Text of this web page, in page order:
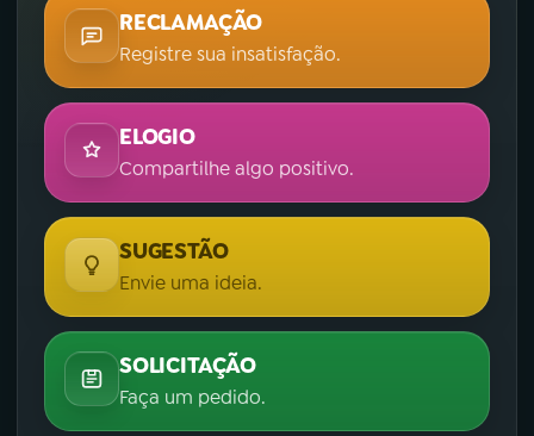
RECLAMAÇÃO
Registre sua insatisfação.
ELOGIO
Compartilhe algo positivo.
SUGESTÃO
Envie uma ideia.
SOLICITAÇÃO
Faça um pedido.